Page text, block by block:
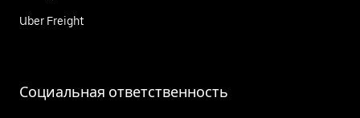
Uber Freight
Социальная ответственность